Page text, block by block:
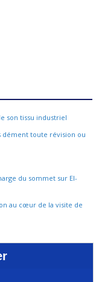
son tissu industriel
dément toute révision ou
du sommet sur El-
au cœur de la visite de